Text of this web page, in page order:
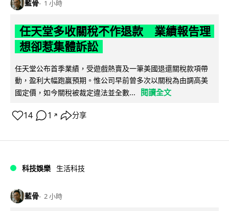
藍骨 1 小時
任天堂多收關稅不作退款 業績報告理
想卻惹集體訴訟
任天堂公布首季業績，受遊戲熱賣及一筆美國退還關稅款項帶
動，盈利大幅跑贏預期。惟公司早前曾多次以關稅為由調高美
國定價，如今關稅被裁定違法並全數...
閱讀全文
14 1 ↗ 分享
科技娛樂 生活科技
藍骨 2 小時